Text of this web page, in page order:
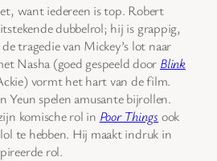
want iedereen is top. Robert
dubbelrol; hij is grappig,
tragedie van Mickey’s lot naar
Nasha (goed gespeeld door Blink
vormt het hart van de film.
Yeun spelen amusante bijrollen.
komische rol in Poor Things ook
te hebben. Hij maakt indruk in
rol.